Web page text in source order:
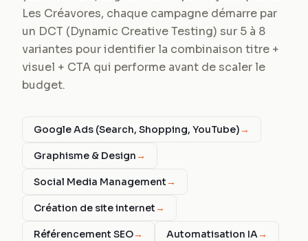
Les Créavores, chaque campagne démarre par
un DCT (Dynamic Creative Testing) sur 5 à 8
variantes pour identifier la combinaison titre +
visuel + CTA qui performe avant de scaler le
budget.
Google Ads (Search, Shopping, YouTube)→
Graphisme & Design→
Social Media Management→
Création de site internet→
Référencement SEO→ Automatisation IA→